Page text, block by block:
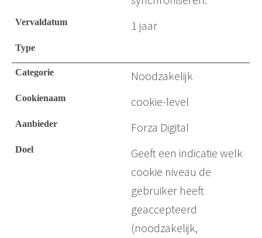
1 jaar
Noodzakelijk
cookie-level
Forza Digital
Geeft een indicatie welk
cookie niveau de
gebruiker heeft
geaccepteerd
(noodzakelijk,